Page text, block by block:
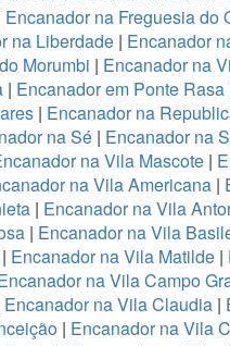
Encanador na Freguesia do
na Liberdade | Encanador
Morumbi | Encanador na
| Encanador em Ponte Rasa
| Encanador na
na Sé| Encanador na
na Vila Mascote |
na Vila Americana|
| Encanador na Vila
| Encanador na Vila
| Encanador na Vila Matilde |
na Vila Campo
Encanador na Vila Claudia |
| Encanador na Vila